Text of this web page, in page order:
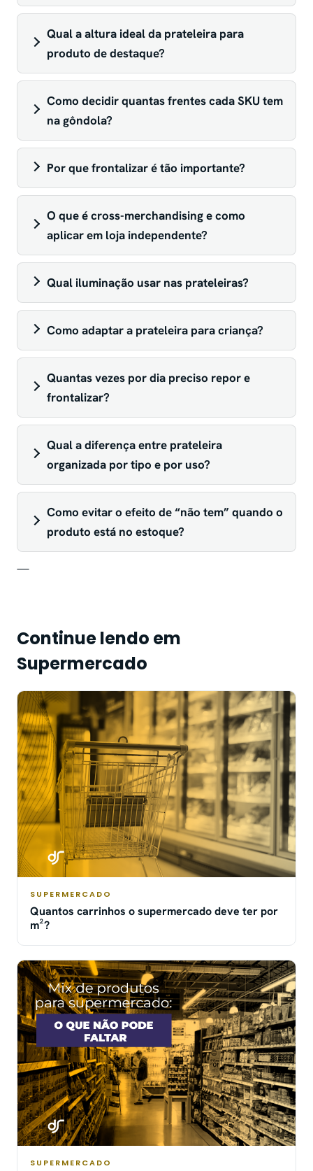
Qual a altura ideal da prateleira para
produto de destaque?
Como decidir quantas frentes cada SKU tem
na gôndola?
Por que frontalizar é tão importante?
O que é cross-merchandising e como
aplicar em loja independente?
Qual iluminação usar nas prateleiras?
Como adaptar a prateleira para criança?
Quantas vezes por dia preciso repor e
frontalizar?
Qual a diferença entre prateleira
organizada por tipo e por uso?
Como evitar o efeito de “não tem” quando o
produto está no estoque?
—
Continue lendo em
Supermercado
SUPERMERCADO
Quantos carrinhos o supermercado deve ter por
m²?
SUPERMERCADO